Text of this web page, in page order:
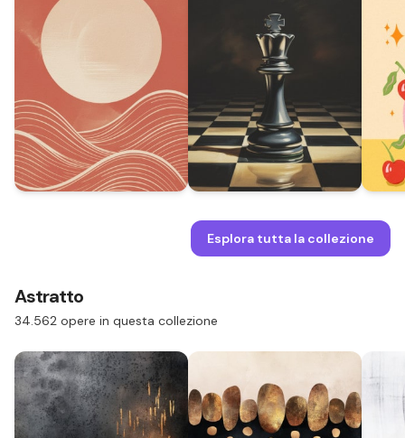
Esplora tutta la collezione
Astratto
34.562 opere in questa collezione